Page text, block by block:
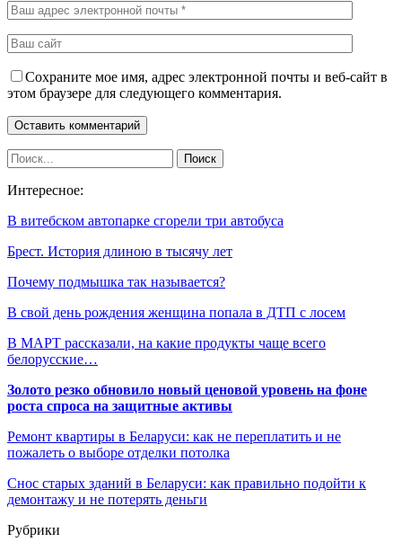
Сохраните мое имя, адрес электронной почты и веб-сайт в
этом браузере для следующего комментария.
Интересное:
В витебском автопарке сгорели три автобуса
Брест. История длиною в тысячу лет
Почему подмышка так называется?
В свой день рождения женщина попала в ДТП с лосем
В МАРТ рассказали, на какие продукты чаще всего
белорусские…
Золото резко обновило новый ценовой уровень на фоне
роста спроса на защитные активы
Ремонт квартиры в Беларуси: как не переплатить и не
пожалеть о выборе отделки потолка
Снос старых зданий в Беларуси: как правильно подойти к
демонтажу и не потерять деньги
Рубрики